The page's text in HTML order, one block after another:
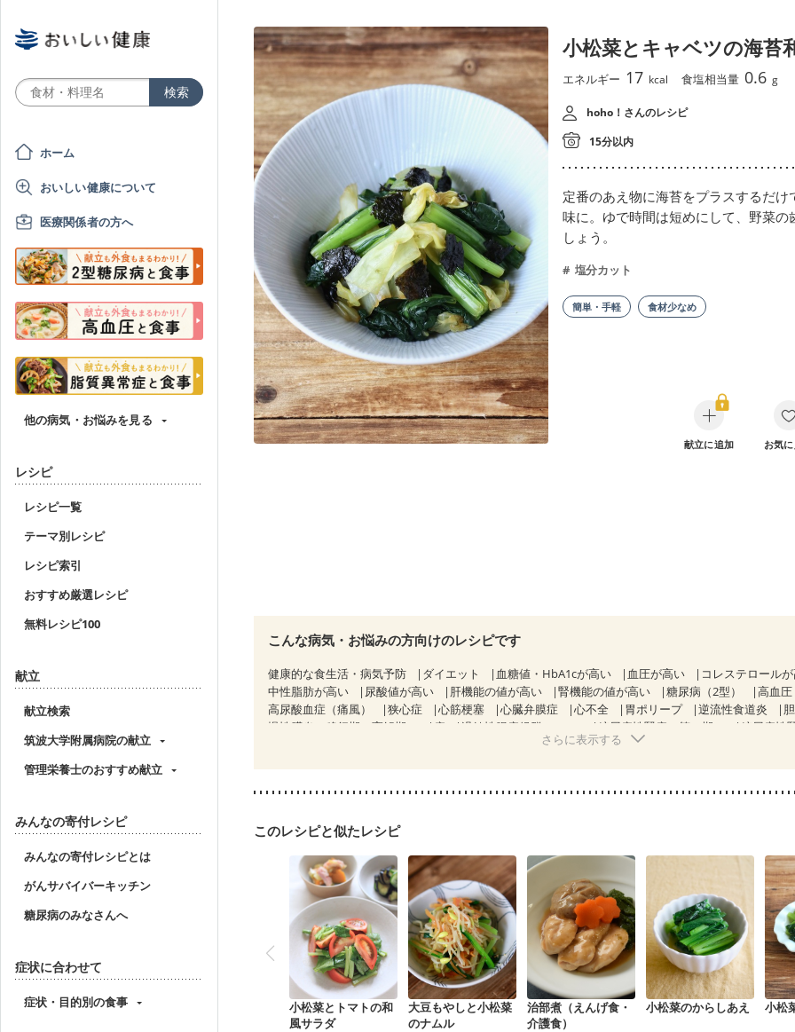
ホーム
おいしい健康について
医療関係者の方へ
他の病気・お悩みを見る
レシピ
レシピ一覧
テーマ別レシピ
レシピ索引
おすすめ厳選レシピ
無料レシピ100
献立
献立検索
筑波大学附属病院の献立
管理栄養士のおすすめ献立
みんなの寄付レシピ
みんなの寄付レシピとは
がんサバイバーキッチン
糖尿病のみなさんへ
症状に合わせて
症状・目的別の食事
小松菜とキャベツの海苔
エネルギー 17 kcal 食塩相当量 0.6 g
hoho！さんのレシピ
15分以内
定番のあえ物に海苔をプラスするだけ
味に。ゆで時間は短めにして、野菜の
しょう。
塩分カット
簡単・手軽 食材少なめ
献立に追加 お気
こんな病気・お悩みの方向けのレシピです
健康的な食生活・病気予防 ダイエット 血糖値・HbA1cが高い 血圧が高い
コレステロール
中性脂肪が高い
尿酸値が高い 肝機能の値が高い 腎機能の値が高い 糖尿病（2型） 高血圧
高尿酸血症（痛風）
狭心症 心筋梗塞 心臓弁膜症 心不全 胃ポリープ 逆流性食道炎
慢性膵炎（移行期・寛解期）
痔 過敏性腸症候群（IBS） 糖尿病性腎症（第１期）
糖尿病性
CKD（ステージ３a）
乳がん（抗がん剤治療中）
妊婦健診・血圧が気になる（初期）
妊婦健診・血糖値が気になる（初期） 妊娠高血圧(中期)
フレイル（年齢に合わせた体作り）
さらに表示する
このレシピと似たレシピ
小松菜とトマトの和
風サラダ
大豆もやしと小松菜
のナムル
治部煮（えんげ食・
介護食）
小松菜のからしあえ 小松